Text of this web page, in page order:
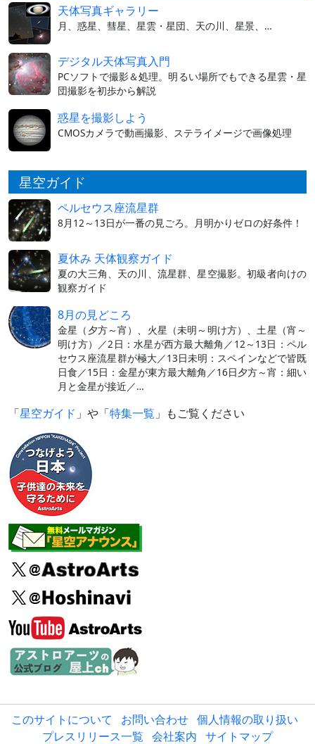
天体写真ギャラリー
月、惑星、彗星、星雲・星団、天の川、星景、…
デジタル天体写真入門
PCソフトで撮影＆処理。明るい場所でもできる星雲・星
団撮影を初歩から解説
惑星を撮影しよう
CMOSカメラで動画撮影、ステライメージで画像処理
星空ガイド
ペルセウス座流星群
8月12～13日が一番の見ごろ。月明かりゼロの好条件！
夏休み 天体観察ガイド
夏の大三角、天の川、流星群、星空撮影。初級者向けの
観察ガイド
8月の見どころ
金星（夕方～宵）、火星（未明～明け方）、土星（宵～
明け方）／2日：水星が西方最大離角／12～13日：ペル
セウス座流星群が極大／13日未明：スペインなどで皆既
日食／15日：金星が東方最大離角／16日夕方～宵：細い
月と金星が接近／…
「星空ガイド 」や「特集一覧 」もご覧ください
このサイトについて お問い合わせ 個人情報の取り扱い
プレスリリース一覧 会社案内 サイトマップ